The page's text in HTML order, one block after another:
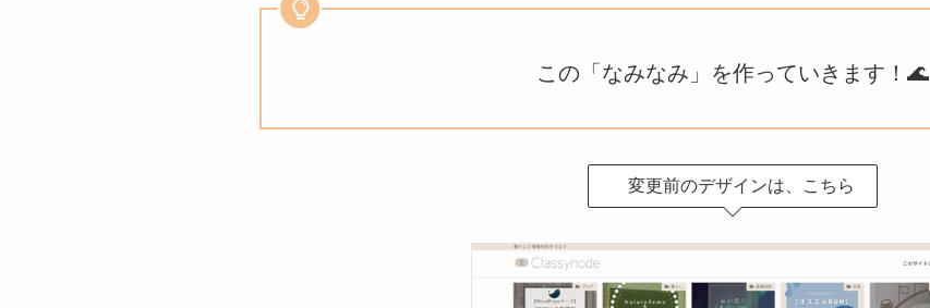
この「なみなみ」を作っていきます！🌊
変更前のデザインは、こちら